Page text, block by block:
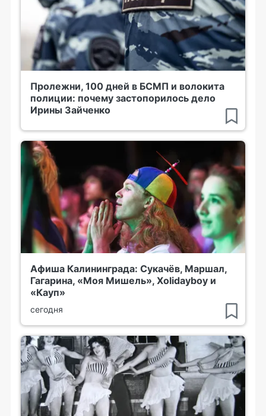
Пролежни, 100 дней в БСМП и волокита
полиции: почему застопорилось дело
Ирины Зайченко
Афиша Калининграда: Сукачёв, Маршал,
Гагарина, «Моя Мишель», Xolidayboy и
«Кауп»
сегодня